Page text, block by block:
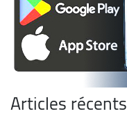
Articles récents